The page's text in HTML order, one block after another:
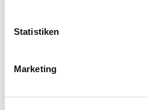
Statistiken
Marketing
mobil: 0172 76 18 62 0